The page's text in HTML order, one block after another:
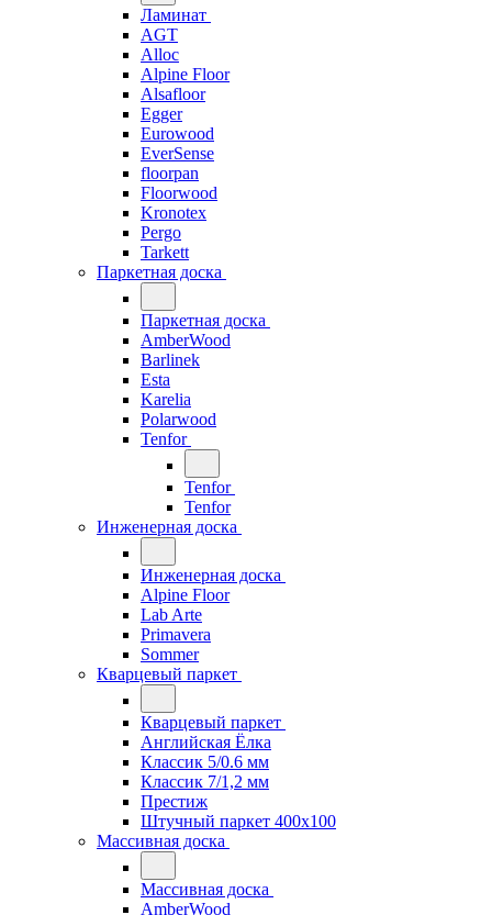
Ламинат
AGT
Alloc
Alpine Floor
Alsafloor
Egger
Eurowood
EverSense
floorpan
Floorwood
Kronotex
Pergo
Tarkett
Паркетная доска
Паркетная доска
AmberWood
Barlinek
Esta
Karelia
Polarwood
Tenfor
Tenfor
Tenfor
Инженерная доска
Инженерная доска
Alpine Floor
Lab Arte
Primavera
Sommer
Кварцевый паркет
Кварцевый паркет
Английская Ёлка
Классик 5/0.6 мм
Классик 7/1,2 мм
Престиж
Штучный паркет 400x100
Массивная доска
Массивная доска
AmberWood